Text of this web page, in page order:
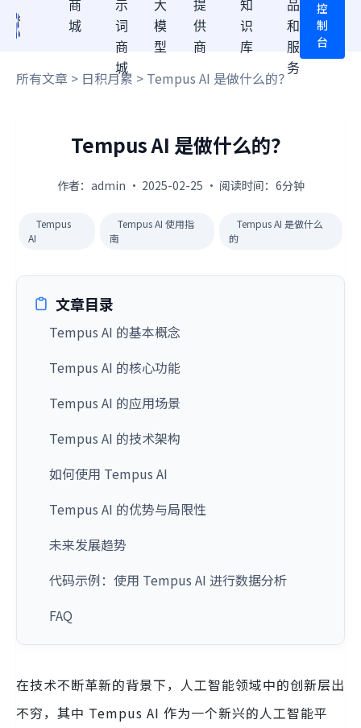
商
城
示
词
商
城
大
模
型
提
供
商
知
识
库
品
和
服
务
控
制
台
所有文章 > 日积月累 > Tempus AI 是做什么的？
Tempus AI 是做什么的？
作者：admin · 2025-02-25 · 阅读时间：6分钟
Tempus
AI
Tempus AI 使用指
南
Tempus AI 是做什么
的
文章目录
Tempus AI 的基本概念
Tempus AI 的核心功能
Tempus AI 的应用场景
Tempus AI 的技术架构
如何使用 Tempus AI
Tempus AI 的优势与局限性
未来发展趋势
代码示例：使用 Tempus AI 进行数据分析
FAQ
在技术不断革新的背景下，人工智能领域中的创新层出
不穷，其中 Tempus AI 作为一个新兴的人工智能平